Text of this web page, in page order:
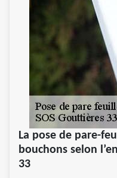
La pose de pare-
bouchons selon
33